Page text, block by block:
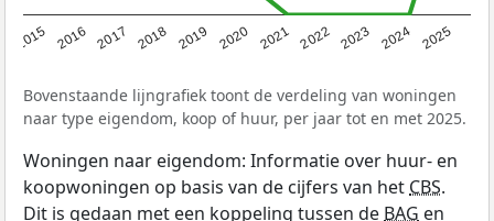
2015 2016 2017 2018 2019 2020 2021 2022 2023 2024 2025
Bovenstaande lijngrafiek toont de verdeling van woningen
naar type eigendom, koop of huur, per jaar tot en met 2025.
Woningen naar eigendom: Informatie over huur- en
koopwoningen op basis van de cijfers van het CBS.
Dit is gedaan met een koppeling tussen de BAG en